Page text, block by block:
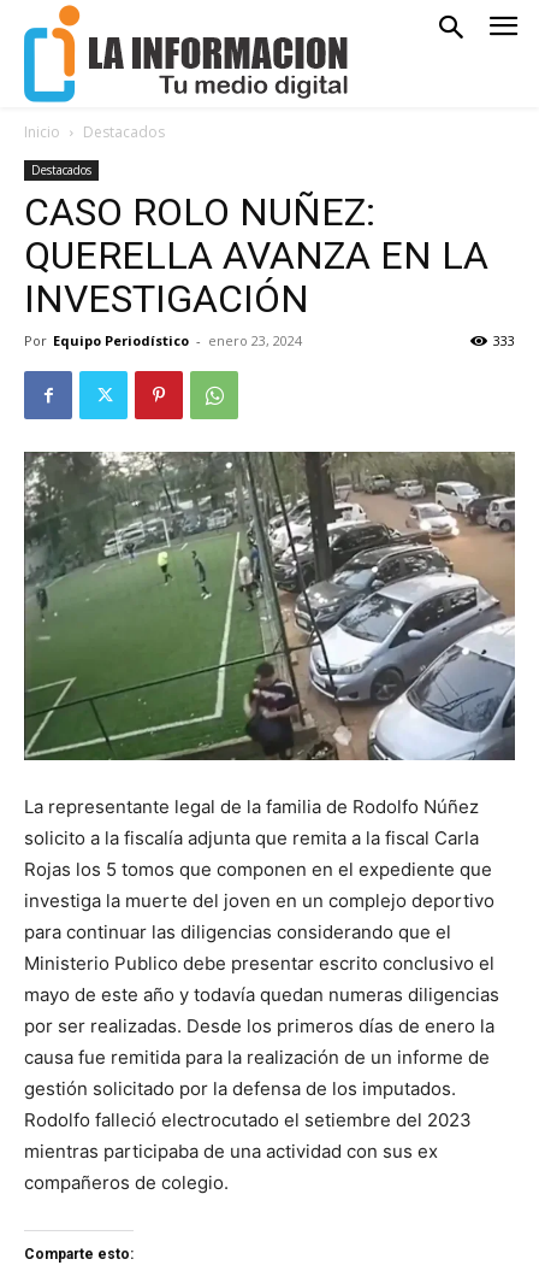
Inicio Destacados
Destacados
CASO ROLO NUÑEZ:
QUERELLA AVANZA EN LA
INVESTIGACIÓN
Por Equipo Periodístico - enero 23, 2024 333
La representante legal de la familia de Rodolfo Núñez
solicito a la fiscalía adjunta que remita a la fiscal Carla
Rojas los 5 tomos que componen en el expediente que
investiga la muerte del joven en un complejo deportivo
para continuar las diligencias considerando que el
Ministerio Publico debe presentar escrito conclusivo el
mayo de este año y todavía quedan numeras diligencias
por ser realizadas. Desde los primeros días de enero la
causa fue remitida para la realización de un informe de
gestión solicitado por la defensa de los imputados.
Rodolfo falleció electrocutado el setiembre del 2023
mientras participaba de una actividad con sus ex
compañeros de colegio.
Comparte esto: